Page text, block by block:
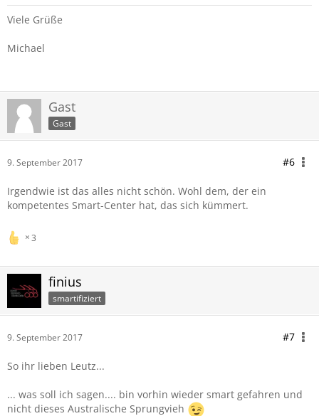
Viele Grüße
Michael
Gast
Gast
9. September 2017 #6
Irgendwie ist das alles nicht schön. Wohl dem, der ein
kompetentes Smart-Center hat, das sich kümmert.
3
finius
smartifiziert
9. September 2017 #7
So ihr lieben Leutz...
... was soll ich sagen.... bin vorhin wieder smart gefahren und
nicht dieses Australische Sprungvieh